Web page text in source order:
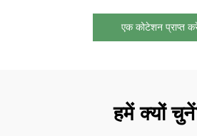
एक कोटेशन प्राप्त
हमें क्यों